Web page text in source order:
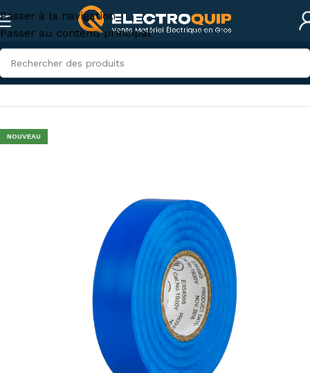
Passer à la navigation
Passer au contenu principal
Accueil/Accessoires et outillage/accessoires-tunisie
NOUVEAU